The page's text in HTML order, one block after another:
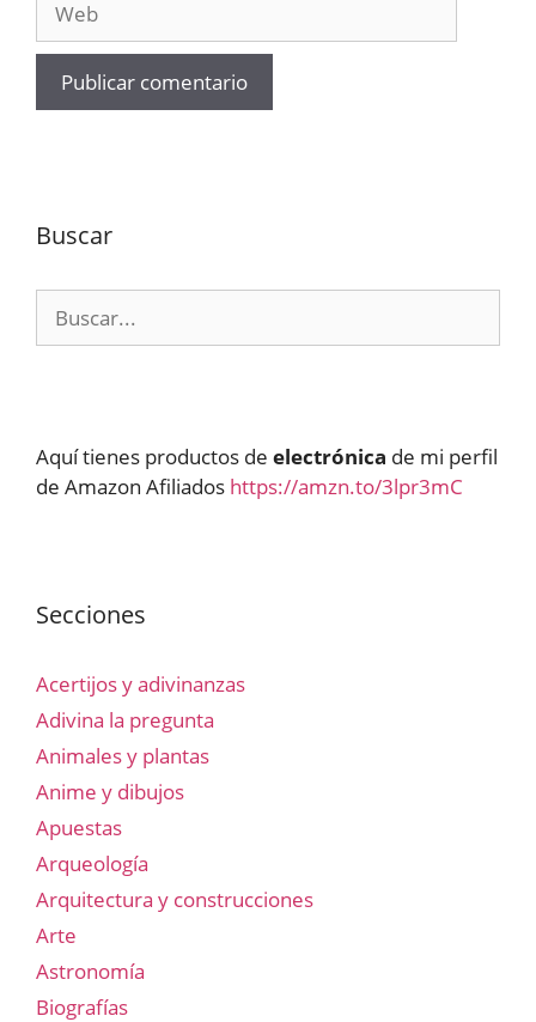
Buscar
Aquí tienes productos de electrónica de mi perfil
de Amazon Afiliados https://amzn.to/3lpr3mC
Secciones
Acertijos y adivinanzas
Adivina la pregunta
Animales y plantas
Anime y dibujos
Apuestas
Arqueología
Arquitectura y construcciones
Arte
Astronomía
Biografías